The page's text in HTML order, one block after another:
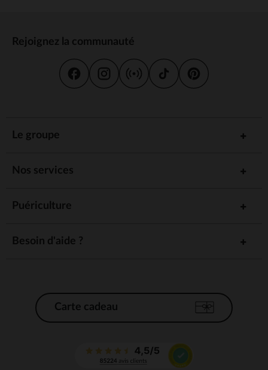
Rejoignez la communauté
Le groupe
Nos services
Puériculture
Besoin d'aide ?
Carte cadeau